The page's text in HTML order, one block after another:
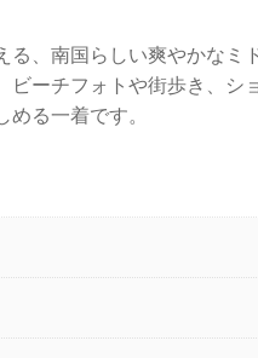
ラ
ッ
フ
、南国らしい爽やかなミ
ーチフォトや街歩き、シ
る一着です。